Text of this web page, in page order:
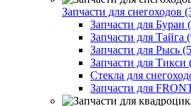
Запчасти для снегоходов
Запчасти для Буран
Запчасти для Тайга
Запчасти для Рысь
Запчасти для Тикси
Стекла для
Запчасти для